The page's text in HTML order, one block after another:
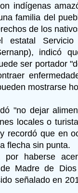
indígenas
familia del
de los
estatal
indicó
ser portador
mostrarse
"no dejar
locales o
recordó que en
flecha sin punta.
por haberse
Madre de
señalado en